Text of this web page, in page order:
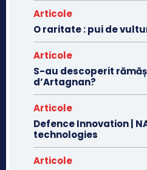
Articole
O raritate : pui de
Articole
S-au descoperit
d’Artagnan?
Articole
Defence Innovation |
technologies
Articole